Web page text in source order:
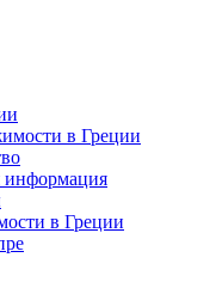
в Греции
информация
в Греции